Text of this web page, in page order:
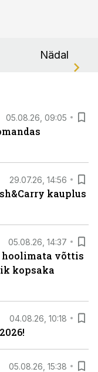
Nädal
05.08.26, 09:05
29.07.26, 14:56
kauplus
05.08.26, 14:37
võttis
kopsaka
04.08.26, 10:18
05.08.26, 15:38